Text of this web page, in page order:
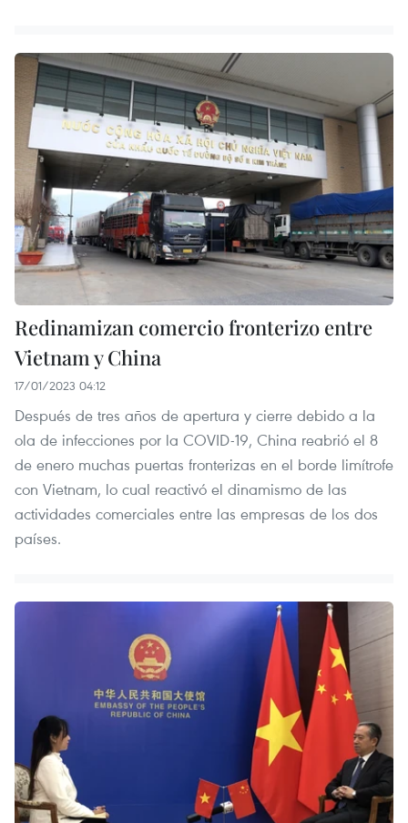
Redinamizan comercio fronterizo entre
Vietnam y China
17/01/2023 04:12
Después de tres años de apertura y cierre debido a la
ola de infecciones por la COVID-19, China reabrió el 8
de enero muchas puertas fronterizas en el borde limítrofe
con Vietnam, lo cual reactivó el dinamismo de las
actividades comerciales entre las empresas de los dos
países.